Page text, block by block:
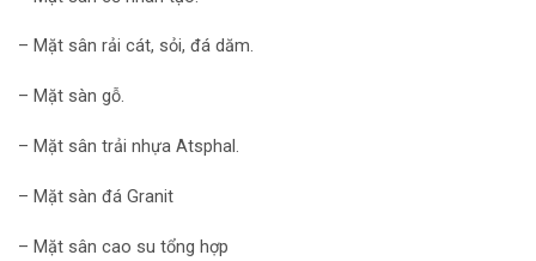
– Mặt sân rải cát, sỏi, đá dăm.
– Mặt sàn gỗ.
– Mặt sân trải nhựa Atsphal.
– Mặt sàn đá Granit
– Mặt sân cao su tổng hợp